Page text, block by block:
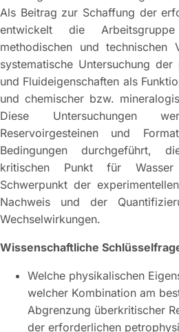
Als Beitrag zur Schaffung der
entwickelt die
methodischen und technischen
systematische Untersuchung
und Fluideigenschaften als
und chemischer bzw.
Diese Untersuchungen
Reservoirgesteinen und
Bedingungen durchgeführt,
kritischen Punkt für
Schwerpunkt der
Nachweis und der
Wechselwirkungen.
Wissenschaftliche
Welche physikalischen
welcher Kombination am
Abgrenzung überkritischer
der erforderlichen